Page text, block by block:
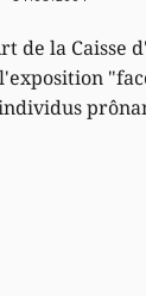
de la Caisse